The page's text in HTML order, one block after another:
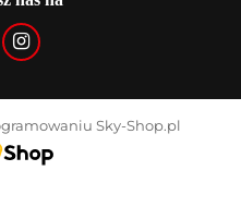
Sky-Shop.pl